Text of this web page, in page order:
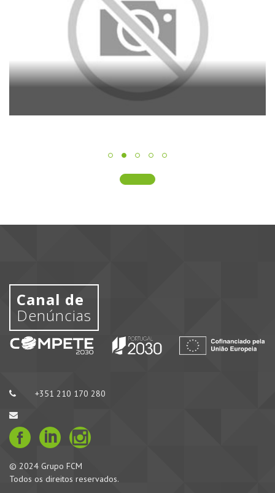
Canal de
Denúncias
+351 210 170 280
© 2024 Grupo FCM
Todos os direitos reservados.